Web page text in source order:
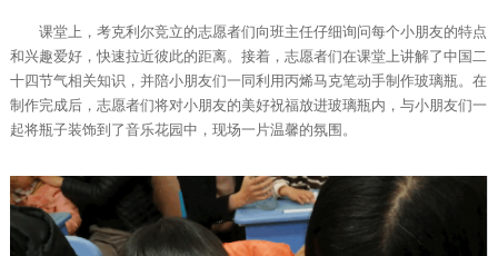
课堂上，考克利尔竞立的志愿者们向班主任仔细询问每个小朋友的特点
和兴趣爱好，快速拉近彼此的距离。接着，志愿者们在课堂上讲解了中国二
十四节气相关知识，并陪小朋友们一同利用丙烯马克笔动手制作玻璃瓶。在
制作完成后，志愿者们将对小朋友的美好祝福放进玻璃瓶内，与小朋友们一
起将瓶子装饰到了音乐花园中，现场一片温馨的氛围。